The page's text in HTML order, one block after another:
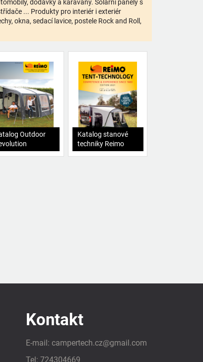
dodávky a karavany. Solární panely s
... Produkty pro interiér i exteriér
okna, sedací lavice, postele Rock and Roll,
Outdoor
Katalog stanové
techniky Reimo
Kontakt
E-mail: campertech.cz@gmail.com
Tel: 724304669